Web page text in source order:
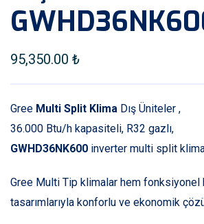
95,350.00 ₺
Gree Multi Split Klima Dış Üniteler ,
36.000 Btu/h kapasiteli, R32 gazlı,
GWHD36NK600 inverter multi split
Gree Multi Tip klimalar hem fonksiyonel
tasarımlarıyla konforlu ve ekonomik